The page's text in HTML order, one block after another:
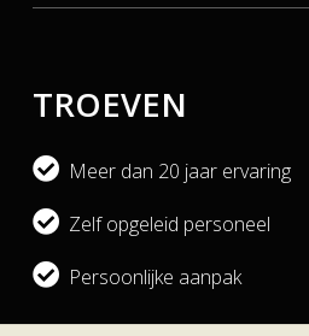
TROEVEN
Meer dan 20 jaar ervaring
Zelf opgeleid personeel
Persoonlijke aanpak